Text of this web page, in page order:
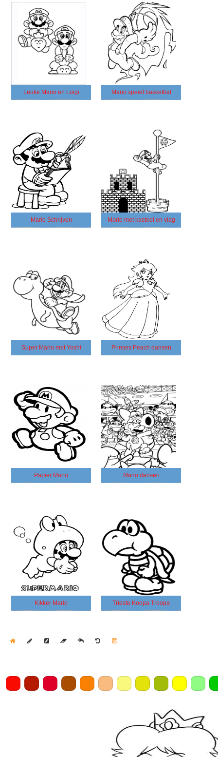
Leuke Mario en Luigi Mario speelt basketbal
Mario Schrijven Mario met kasteel en vlag
Super Mario met Yoshi Prinses Peach dansen
Papier Mario Mario dansen
Kikker Mario Trieste Koopa Troopa